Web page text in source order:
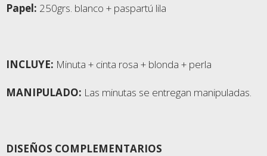
Papel: 250grs. blanco + paspartú lila
INCLUYE: Minuta + cinta rosa + blonda + perla
MANIPULADO: Las minutas se entregan manipuladas.
DISEÑOS COMPLEMENTARIOS